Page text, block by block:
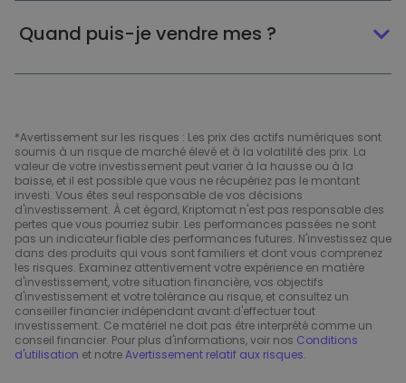
Quand puis-je vendre mes ?
*Avertissement sur les risques : Les prix des actifs numériques sont
soumis à un risque de marché élevé et à la volatilité des prix. La
valeur de votre investissement peut varier à la hausse ou à la
baisse, et il est possible que vous ne récupériez pas le montant
investi. Vous êtes seul responsable de vos décisions
d'investissement. À cet égard, Kriptomat n'est pas responsable des
pertes que vous pourriez subir. Les performances passées ne sont
pas un indicateur fiable des performances futures. N'investissez que
dans des produits qui vous sont familiers et dont vous comprenez
les risques. Examinez attentivement votre expérience en matière
d'investissement, votre situation financière, vos objectifs
d'investissement et votre tolérance au risque, et consultez un
conseiller financier indépendant avant d'effectuer tout
investissement. Ce matériel ne doit pas être interprété comme un
conseil financier. Pour plus d'informations, voir nos Conditions
d'utilisation et notreAvertissement relatif aux risques.